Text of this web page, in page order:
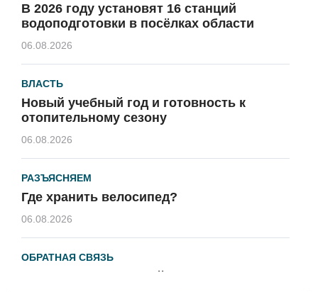
В 2026 году установят 16 станций
водоподготовки в посёлках области
06.08.2026
ВЛАСТЬ
Новый учебный год и готовность к
отопительному сезону
06.08.2026
РАЗЪЯСНЯЕМ
Где хранить велосипед?
06.08.2026
ОБРАТНАЯ СВЯЗЬ
Администрация онлайн